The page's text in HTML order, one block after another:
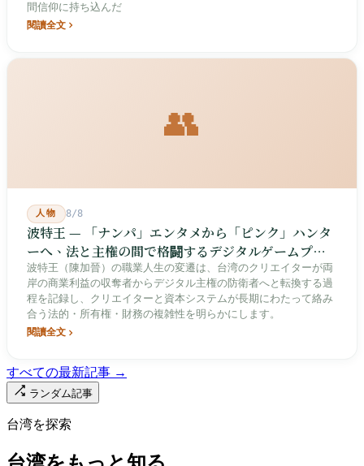
間信仰に持ち込んだ
閱讀全文
👥
人物 8/8
波特王 — 「ナンパ」エンタメから「ピンク」ハンタ
ーへ、法と主権の間で格闘するデジタルゲームプレ
イヤー
波特王（陳加晉）の職業人生の変遷は、台湾のクリエイターが両
岸の商業利益の収奪者からデジタル主権の防衛者へと転換する過
程を記録し、クリエイターと資本システムが長期にわたって絡み
合う法的・所有権・財務の複雑性を明らかにします。
閱讀全文
すべての最新記事 →
ランダム記事
台湾を探索